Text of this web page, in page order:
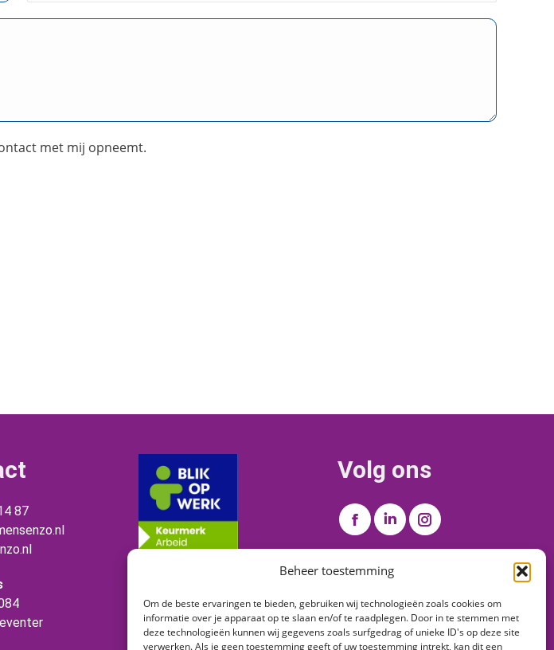
Beheer toestemming
Om de beste ervaringen te bieden, gebruiken wij technologieën zoals cookies om
informatie over je apparaat op te slaan en/of te raadplegen. Door in te stemmen met
deze technologieën kunnen wij gegevens zoals surfgedrag of unieke ID's op deze site
verwerken. Als je geen toestemming geeft of uw toestemming intrekt, kan dit een
met mij opneemt.
87
Volg ons
Vind ons op:
Facebook
page
opens
new
window
Linkedin
page
opens
new
window
Instagram
page
new
window